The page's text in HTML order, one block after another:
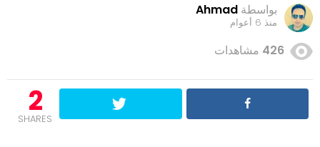
بواسطةAhmad
منذ 6 أعوام
426مشاهدات
2
SHARES